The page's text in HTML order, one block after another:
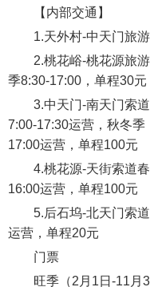
【内部交通】
1.天外村-中天门旅游
2.桃花峪-桃花源旅游
季8:30-17:00，单程30元
3.中天门-南天门索道
7:00-17:30运营，秋冬
17:00运营，单程100元
4.桃花源-天街索道春
16:00运营，单程100元
5.后石坞-北天门索道
运营，单程20元
门票
旺季（2月1日-11月